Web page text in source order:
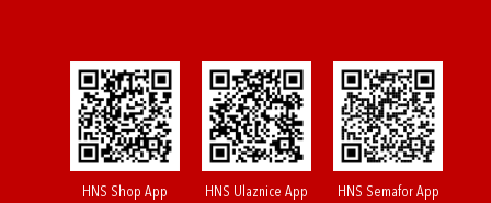
HNS Shop App HNS Ulaznice App HNS Semafor App